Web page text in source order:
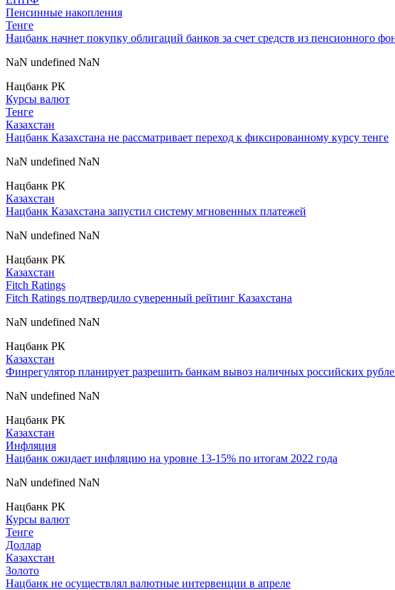
Пенсинные накопления
Тенге
Нацбанк начнет покупку облигаций банков за счет средств из пенсионного
NaN undefined NaN
Нацбанк РК
Курсы валют
Тенге
Казахстан
Нацбанк Казахстана не рассматривает переход к фиксированному курсу тенге
NaN undefined NaN
Нацбанк РК
Казахстан
Нацбанк Казахстана запустил систему мгновенных платежей
NaN undefined NaN
Нацбанк РК
Казахстан
Fitch Ratings
Fitch Ratings подтвердило суверенный рейтинг Казахстана
NaN undefined NaN
Нацбанк РК
Казахстан
Финрегулятор планирует разрешить банкам вывоз наличных российских
NaN undefined NaN
Нацбанк РК
Казахстан
Инфляция
Нацбанк ожидает инфляцию на уровне 13-15% по итогам 2022 года
NaN undefined NaN
Нацбанк РК
Курсы валют
Тенге
Доллар
Казахстан
Золото
Нацбанк не осуществлял валютные интервенции в апреле